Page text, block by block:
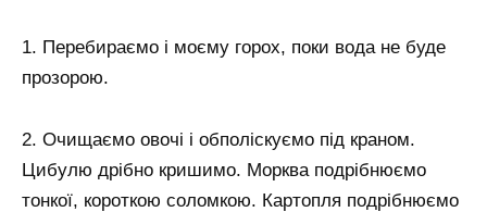
1. Перебираємо і моєму горох, поки вода не буде
прозорою.
2. Очищаємо овочі і обполіскуємо під краном.
Цибулю дрібно кришимо. Морква подрібнюємо
тонкої, короткою соломкою. Картопля подрібнюємо